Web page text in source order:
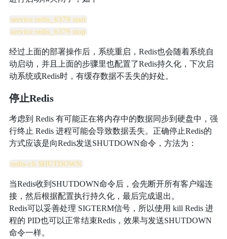
service redis_6379 start
service redis_6379 stop
经过上面的部署操作后，系统重启，Redis也会随着系统自
动启动，并且上面的步骤里也配置了Redis持久化，下次启
动系统或Redis时，有缓存数据不丢失的好处。
停止Redis
考虑到 Redis 有可能正在将内存中的数据同步到硬盘中，强
行终止 Redis 进程可能会导致数据丢失。正确停止Redis的
方式应该是向Redis发送SHUTDOWN命令，方法为：
redis-cli SHUTDOWN
当Redis收到SHUTDOWN命令后，会先断开所有客户端连
接，然后根据配置执行持久化，最后完成退出。
Redis可以妥善处理 SIGTERM信号，所以使用 kill Redis 进
程的 PID也可以正常结束Redis，效果与发送SHUTDOWN
命令一样。